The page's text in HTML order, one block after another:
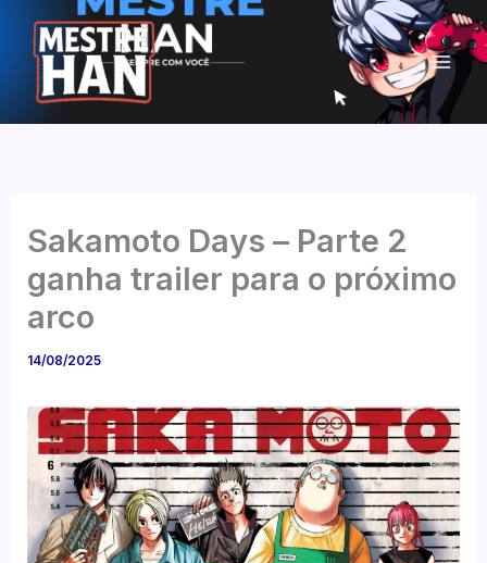
para
conteúdo
Sakamoto Days – Parte 2
ganha trailer para o próximo
arco
14/08/2025